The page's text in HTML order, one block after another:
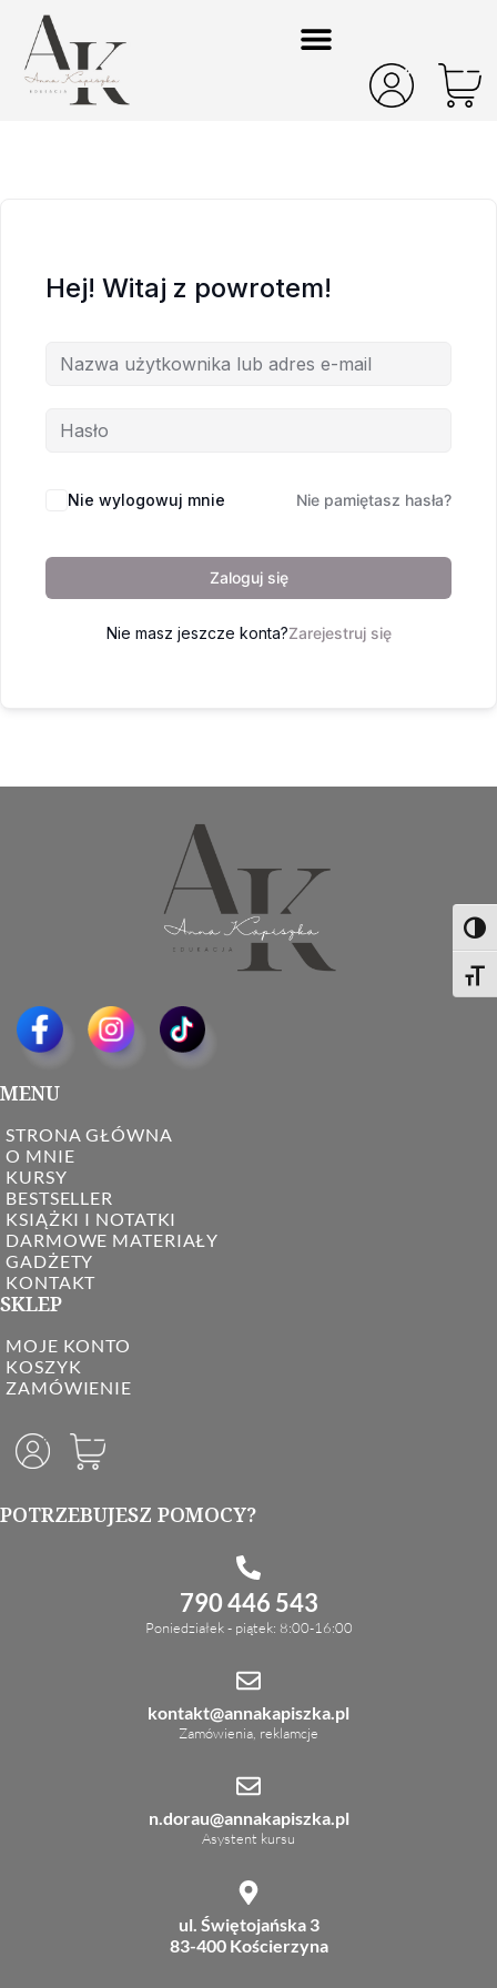
Hej! Witaj z powrotem!
Nie wylogowuj mnie Nie pamiętasz hasła?
Zaloguj się
Nie masz jeszcze konta?Zarejestruj się
MENU
STRONA GŁÓWNA
O MNIE
KURSY
BESTSELLER
KSIĄŻKI I NOTATKI
DARMOWE MATERIAŁY
GADŻETY
KONTAKT
SKLEP
MOJE KONTO
KOSZYK
ZAMÓWIENIE
POTRZEBUJESZ POMOCY?
790 446 543
Poniedziałek - piątek: 8:00-16:00
kontakt@annakapiszka.pl
Zamówienia, reklamcje
n.dorau@annakapiszka.pl
Asystent kursu
ul. Świętojańska 3
83-400 Kościerzyna